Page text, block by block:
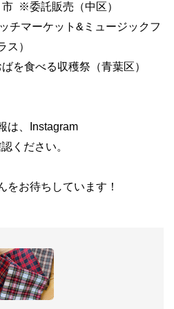
※委託販売（中区）
チマーケット&ミュージックフ
ス）
を食べる収穫祭（青葉区）
は、Instagram
ください。
をお待ちしています！